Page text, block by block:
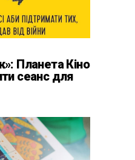
Планета Кіно
сеанс для